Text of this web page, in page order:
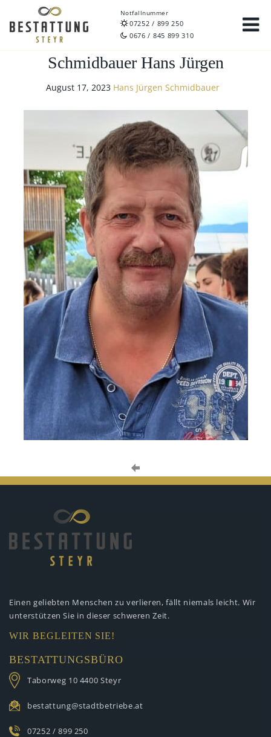
Notfallnummer
07252 / 899 250
0676 / 845 899 310
Schmidbauer Hans Jürgen
August 17, 2023 Hans Jürgen Schmidbauer
Einen geliebten Menschen zu verlieren, fällt niemals leicht. Wir
unterstützen Sie in dieser schweren Zeit.
WIR BEGLEITEN SIE!
BESTATTUNGSBÜRO
Taborweg 10 4400 Steyr
bestattung@stadtbetriebe.at
07252 / 899 250